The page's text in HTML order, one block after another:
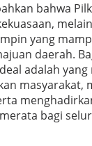
bahwa
yang
daerah.
adalah yang
masyarakat,
bagi